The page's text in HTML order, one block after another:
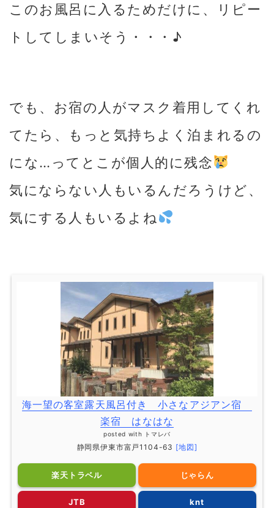
このお風呂に入るためだけに、リピー
トしてしまいそう・・・♪
でも、お宿の人がマスク着用してくれ
てたら、もっと気持ちよく泊まれるの
にな…ってとこが個人的に残念
気にならない人もいるんだろうけど、
気にする人もいるよね
海一望の客室露天風呂付き 小さなアジアン宿
楽宿 はなはな
posted with トマレバ
静岡県伊東市富戸1104-63 [地図]
楽天トラベル じゃらん
JTB knt